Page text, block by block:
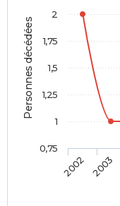
Personnes décédées
2002 2003
0,75
1
1,25
1,5
1,75
2